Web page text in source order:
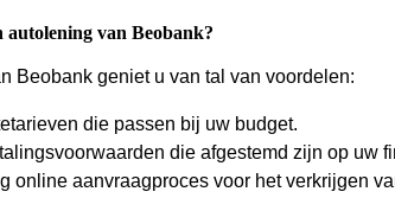
autolening van Beobank?
Beobank geniet u van tal van voordelen:
die passen bij uw budget.
die afgestemd zijn op uw
online aanvraagproces voor het verkrijgen